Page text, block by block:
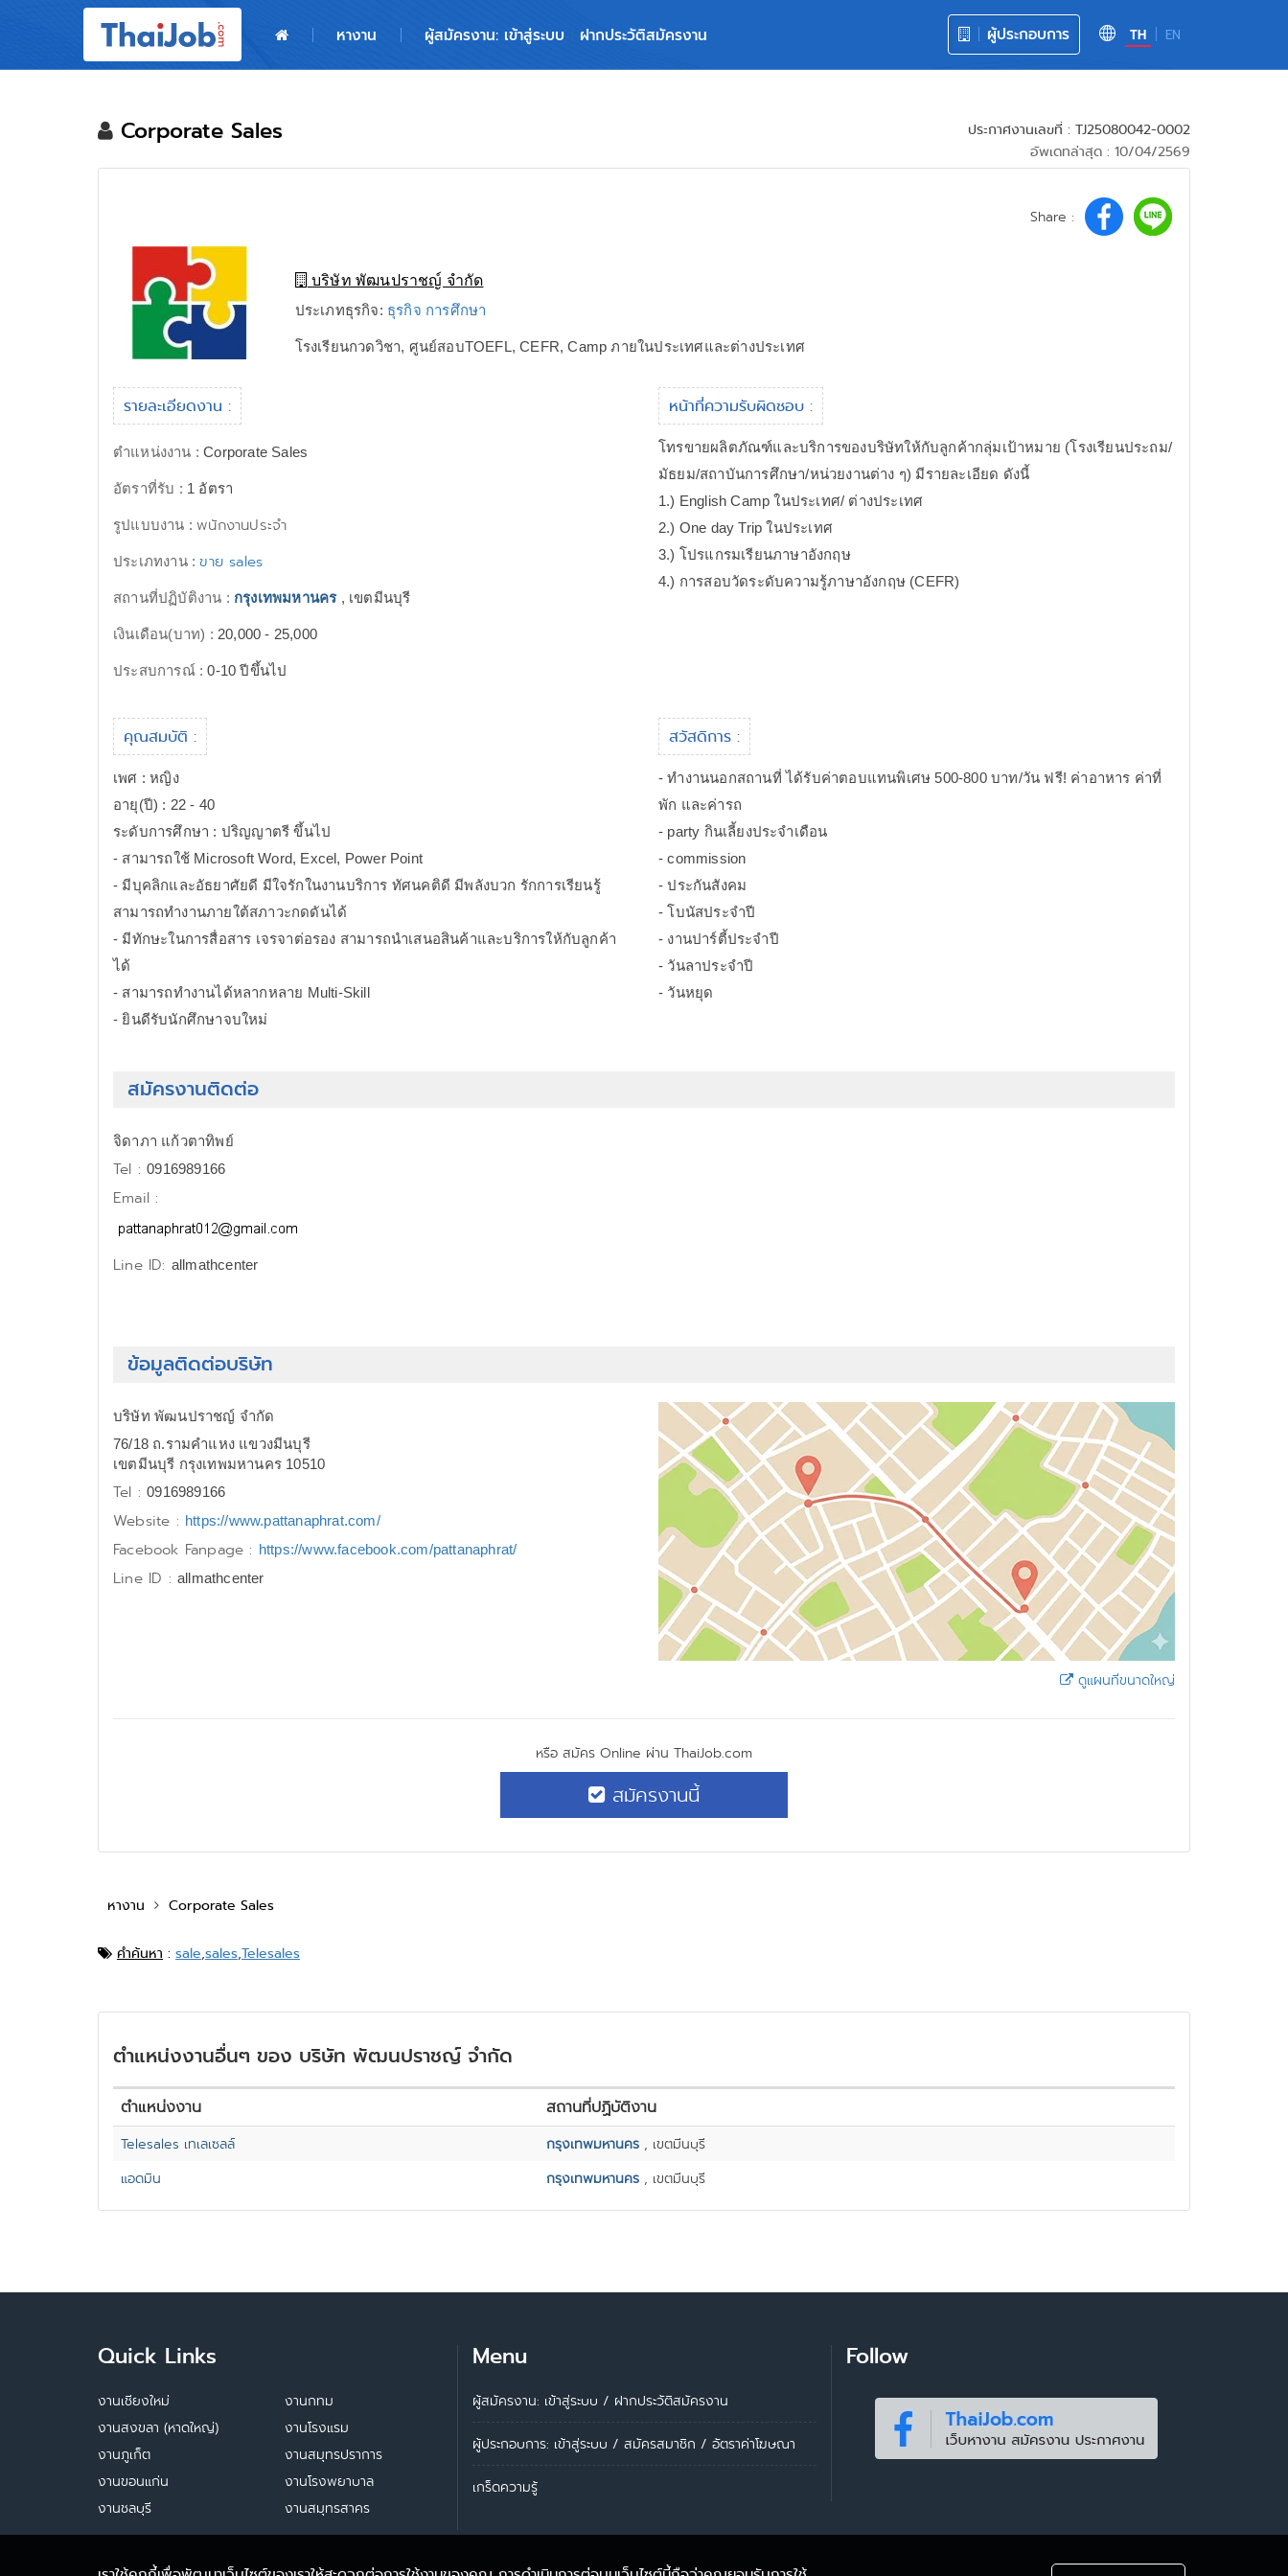
TH EN
ผู้ประกอบการ
หางาน ผู้สมัครงาน: เข้าสู่ระบบ ฝากประวัติสมัครงาน
ผู้สมัครงาน: เข้าสู่ระบบ
สำหรับผู้ประกอบการ
Corporate Sales
ประกาศงานเลขที่ : TJ25080042-0002
อัพเดทล่าสุด : 10/04/2569
Share :
บริษัท พัฒนปราชญ์ จำกัด
ประเภทธุรกิจ: ธุรกิจ การศึกษา
โรงเรียนกวดวิชา, ศูนย์สอบTOEFL, CEFR, Camp ภายในประเทศและต่างประเทศ
รายละเอียดงาน :
ตำแหน่งงาน :Corporate Sales
อัตราที่รับ : 1 อัตรา
รูปแบบงาน :พนักงานประจำ
ประเภทงาน :ขาย sales
สถานที่ปฏิบัติงาน : กรุงเทพมหานคร, เขตมีนบุรี
เงินเดือน(บาท) : 20,000 - 25,000
ประสบการณ์ :0-10 ปีขึ้นไป
หน้าที่ความรับผิดชอบ :
โทรขายผลิตภัณฑ์และบริการของบริษัทให้กับลูกค้ากลุ่มเป้าหมาย (โรงเรียนประถม/
มัธยม/สถาบันการศึกษา/หน่วยงานต่าง ๆ) มีรายละเอียด ดังนี้
1.) English Camp ในประเทศ/ ต่างประเทศ
2.) One day Trip ในประเทศ
3.) โปรแกรมเรียนภาษาอังกฤษ
4.) การสอบวัดระดับความรู้ภาษาอังกฤษ (CEFR)
คุณสมบัติ :
เพศ : หญิง
อายุ(ปี) : 22 - 40
ระดับการศึกษา : ปริญญาตรี ขึ้นไป
- สามารถใช้ Microsoft Word, Excel, Power Point
- มีบุคลิกและอัธยาศัยดี มีใจรักในงานบริการ ทัศนคติดี มีพลังบวก รักการเรียนรู้
สามารถทำงานภายใต้สภาวะกดดันได้
- มีทักษะในการสื่อสาร เจรจาต่อรอง สามารถนำเสนอสินค้าและบริการให้กับลูกค้า
ได้
- สามารถทำงานได้หลากหลาย Multi-Skill
- ยินดีรับนักศึกษาจบใหม่
สวัสดิการ :
- ทำงานนอกสถานที่ ได้รับค่าตอบแทนพิเศษ 500-800 บาท/วัน ฟรี! ค่าอาหาร ค่าที่
พัก และค่ารถ
- party กินเลี้ยงประจำเดือน
- commission
- ประกันสังคม
- โบนัสประจำปี
- งานปาร์ตี้ประจำปี
- วันลาประจำปี
- วันหยุด
สมัครงานติดต่อ
จิดาภา แก้วตาทิพย์
Tel :0916989166
Email :
Line ID: allmathcenter
ข้อมูลติดต่อบริษัท
บริษัท พัฒนปราชญ์ จำกัด
76/18 ถ.รามคำแหง แขวงมีนบุรี
เขตมีนบุรี กรุงเทพมหานคร 10510
Tel :0916989166
Website : https://www.pattanaphrat.com/
Facebook Fanpage : https://www.facebook.com/pattanaphrat/
Line ID : allmathcenter
ดูแผนที่ขนาดใหญ่
หรือ สมัคร Online ผ่าน ThaiJob.com
สมัครงานนี้
หางาน Corporate Sales
คำค้นหา : sale,sales,Telesales
ตำแหน่งงานอื่นๆ ของ บริษัท พัฒนปราชญ์ จำกัด
ตำแหน่งงาน สถานที่ปฏิบัติงาน
Telesales เทเลเซลล์ กรุงเทพมหานคร , เขตมีนบุรี
แอดมิน
กรุงเทพมหานคร , เขตมีนบุรี
Quick Links
งานเชียงใหม่
งานสงขลา (หาดใหญ่)
งานภูเก็ต
งานขอนแก่น
งานชลบุรี
งานกทม
งานโรงแรม
งานสมุทรปราการ
งานโรงพยาบาล
งานสมุทรสาคร
Menu
ผู้สมัครงาน: เข้าสู่ระบบ / ฝากประวัติสมัครงาน
ผู้ประกอบการ: เข้าสู่ระบบ / สมัครสมาชิก / อัตราค่าโฆษณา
เกร็ดความรู้
Follow